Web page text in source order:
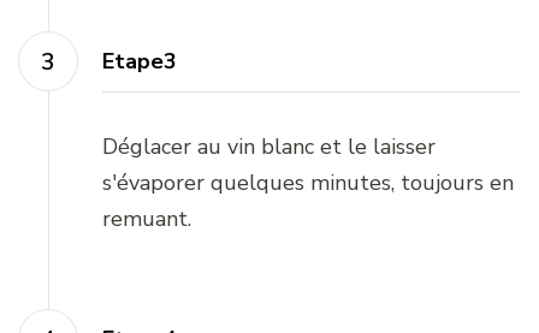
Etape3
Déglacer au vin blanc et le laisser
s'évaporer quelques minutes, toujours en
remuant.